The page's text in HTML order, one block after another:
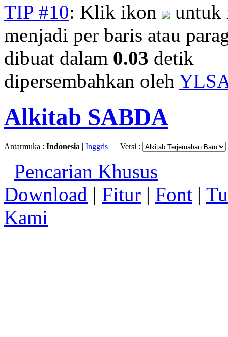
TIP #10: Klik ikon
untuk
menjadi per baris atau
dibuat dalam 0.03 detik
dipersembahkan oleh
Alkitab SABDA
Antarmuka : Indonesia | Inggris Versi :
Pencarian Khusus
Download | Fitur | Font |
Kami